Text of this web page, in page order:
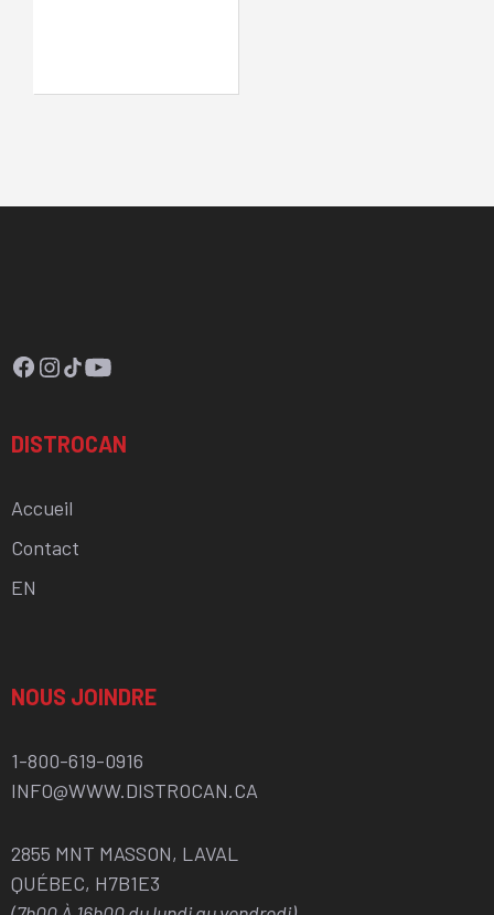
Facebook
Instagram
TikTok
YouTube
DISTROCAN
Accueil
Contact
EN
NOUS JOINDRE
1-800-619-0916
INFO@WWW.DISTROCAN.CA
2855 MNT MASSON, LAVAL
QUÉBEC, H7B1E3